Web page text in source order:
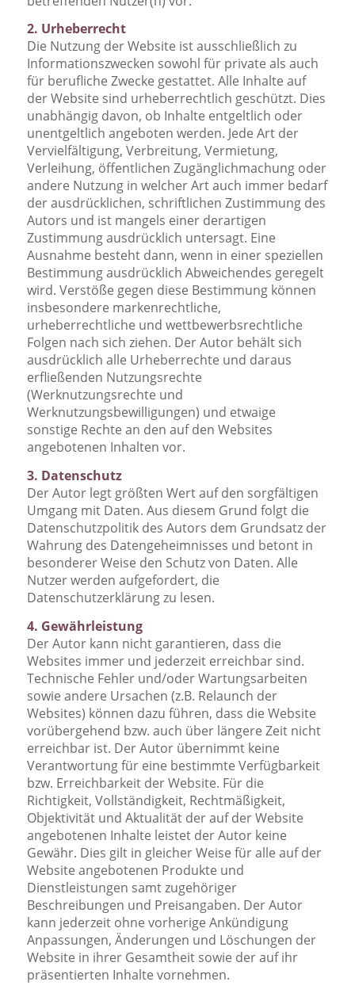
2. Urheberrecht
Die Nutzung der Website ist ausschließlich zu
Informationszwecken sowohl für private als auch
für berufliche Zwecke gestattet. Alle Inhalte auf
der Website sind urheberrechtlich geschützt. Dies
unabhängig davon, ob Inhalte entgeltlich oder
unentgeltlich angeboten werden. Jede Art der
Vervielfältigung, Verbreitung, Vermietung,
Verleihung, öffentlichen Zugänglichmachung oder
andere Nutzung in welcher Art auch immer bedarf
der ausdrücklichen, schriftlichen Zustimmung des
Autors und ist mangels einer derartigen
Zustimmung ausdrücklich untersagt. Eine
Ausnahme besteht dann, wenn in einer speziellen
Bestimmung ausdrücklich Abweichendes geregelt
wird. Verstöße gegen diese Bestimmung können
insbesondere markenrechtliche,
urheberrechtliche und wettbewerbsrechtliche
Folgen nach sich ziehen. Der Autor behält sich
ausdrücklich alle Urheberrechte und daraus
erfließenden Nutzungsrechte
(Werknutzungsrechte und
Werknutzungsbewilligungen) und etwaige
sonstige Rechte an den auf den Websites
angebotenen Inhalten vor.
3. Datenschutz
Der Autor legt größten Wert auf den sorgfältigen
Umgang mit Daten. Aus diesem Grund folgt die
Datenschutzpolitik des Autors dem Grundsatz der
Wahrung des Datengeheimnisses und betont in
besonderer Weise den Schutz von Daten. Alle
Nutzer werden aufgefordert, die
Datenschutzerklärung zu lesen.
4. Gewährleistung
Der Autor kann nicht garantieren, dass die
Websites immer und jederzeit erreichbar sind.
Technische Fehler und/oder Wartungsarbeiten
sowie andere Ursachen (z.B. Relaunch der
Websites) können dazu führen, dass die Website
vorübergehend bzw. auch über längere Zeit nicht
erreichbar ist. Der Autor übernimmt keine
Verantwortung für eine bestimmte Verfügbarkeit
bzw. Erreichbarkeit der Website. Für die
Richtigkeit, Vollständigkeit, Rechtmäßigkeit,
Objektivität und Aktualität der auf der Website
angebotenen Inhalte leistet der Autor keine
Gewähr. Dies gilt in gleicher Weise für alle auf der
Website angebotenen Produkte und
Dienstleistungen samt zugehöriger
Beschreibungen und Preisangaben. Der Autor
kann jederzeit ohne vorherige Ankündigung
Anpassungen, Änderungen und Löschungen der
Website in ihrer Gesamtheit sowie der auf ihr
präsentierten Inhalte vornehmen.